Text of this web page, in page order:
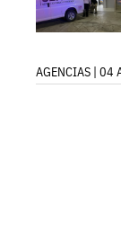
AGENCIAS | 04